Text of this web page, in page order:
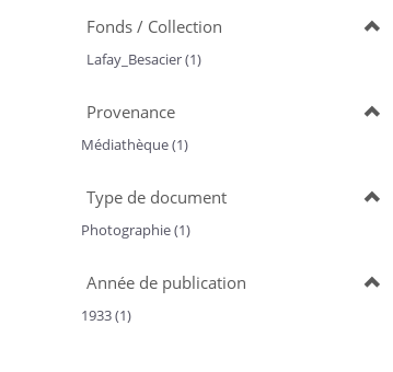
Fonds / Collection
Lafay_Besacier (1)
Provenance
Médiathèque (1)
Type de document
Photographie (1)
Année de publication
1933 (1)